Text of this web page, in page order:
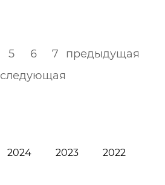
предыдущая
5 6
7
следующая
2024 2023 2022